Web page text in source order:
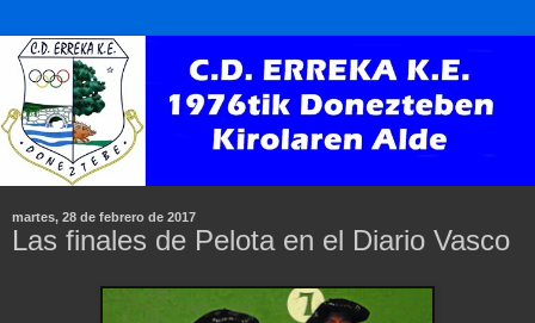
martes, 28 de febrero de 2017
Las finales de Pelota en el Diario Vasco